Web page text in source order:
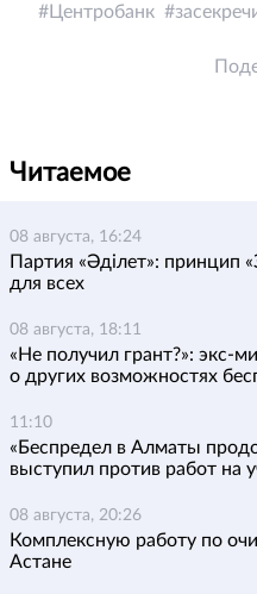
Центробанк
Читаемое
08 августа, 16:24
Партия «Әділет»: принцип
для всех
08 августа, 18:11
«Не получил грант?»: экс-
о других возможностях
11:10
«Беспредел в Алматы
выступил против работ на
08 августа, 20:26
Комплексную работу по
Астане